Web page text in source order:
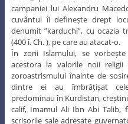
campaniei lui Alexandru
cuvântul îi definește drept
denumit ”karduchi”, cu ocazia
(400 î. Ch. ), pe care au atacat-o.
În zorii Islamului, se
acestora la valorile noii
zoroastrismului înainte de
dintre ei au îmbrățișat
predominau în Kurdistan,
calif, Imamul Ali Ibn Abi Talib,
scrisorile sale adresate